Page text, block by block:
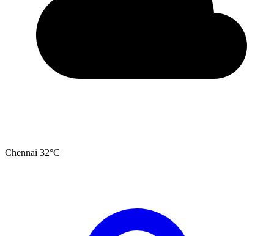
Chennai 32°C